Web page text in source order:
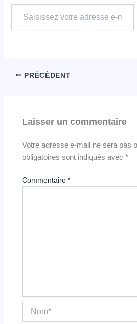
votre
adresse
PRÉCÉDENT
Laisser un commentaire
Votre adresse e-mail ne sera pas
obligatoires sont indiqués avec*
Commentaire*
Nom*